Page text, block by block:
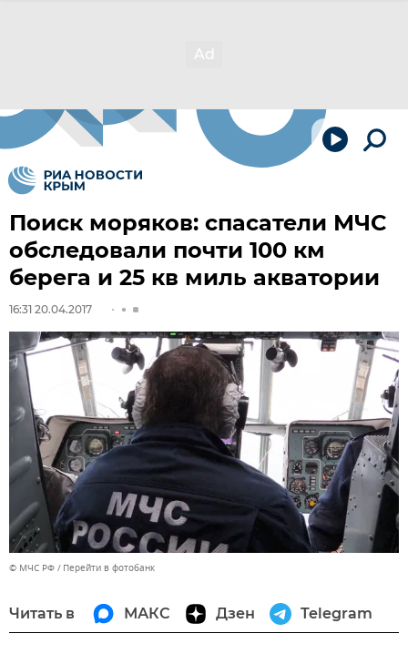
Поиск моряков: спасатели МЧС
обследовали почти 100 км
берега и 25 кв миль акватории
16:31 20.04.2017
© МЧС РФ Перейти в фотобанк
Читать в МАКС Дзен Telegram